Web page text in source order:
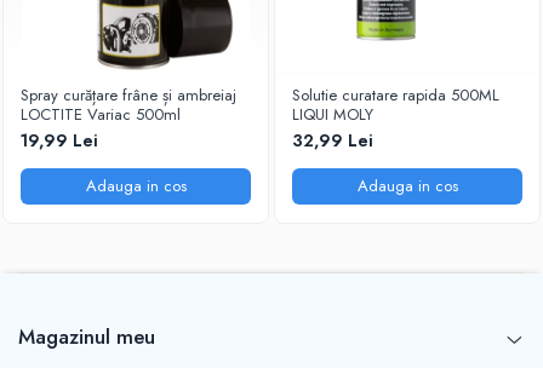
Spray curățare frâne și ambreiaj
LOCTITE Variac 500ml
19,99 Lei
Adauga in cos
Solutie curatare rapida 500ML
LIQUI MOLY
32,99 Lei
Adauga in cos
Magazinul meu